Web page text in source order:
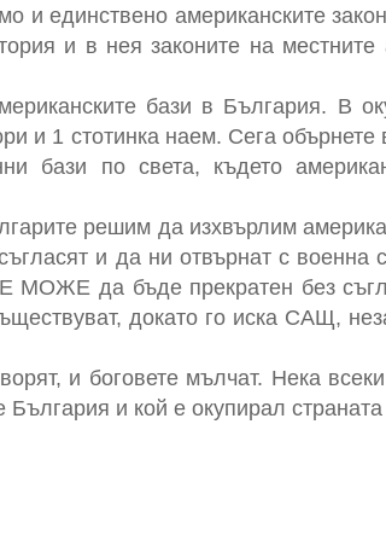
и единствено американските
и в нея законите на
бази в България. В
и 1 стотинка наем. Сега обърнете
по света, където
решим да изхвърлим
и да ни отвърнат с
да бъде прекратен без
докато го иска САЩ,
и боговете мълчат. Нека
и кой е окупирал